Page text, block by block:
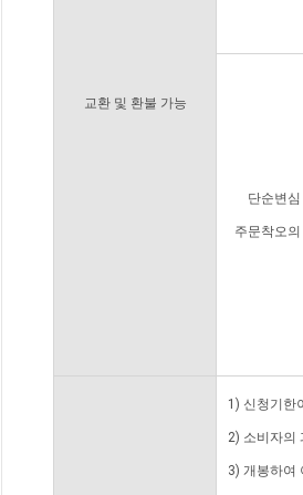
교환 및 환불 가능
단순변심
주문착오의
1) 신청기한
2) 소비자의
3) 개봉하여